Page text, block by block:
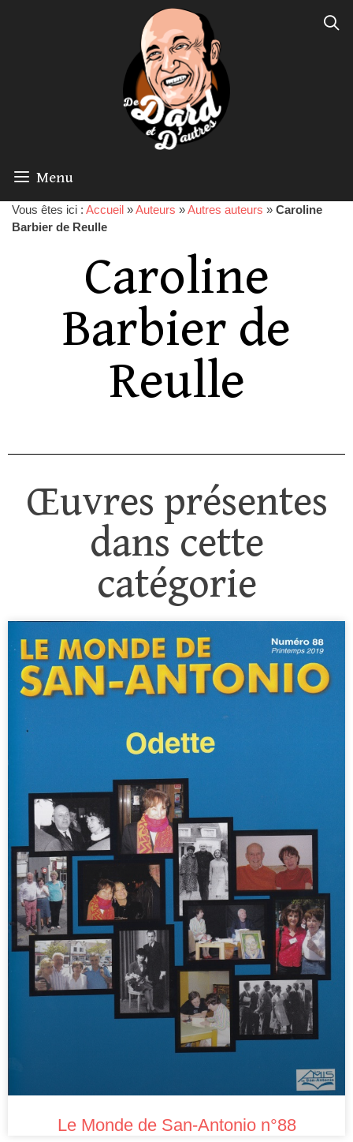
Menu
Vous êtes ici : Accueil »Auteurs »Autres auteurs » Caroline
Barbier de Reulle
Caroline
Barbier de
Reulle
Œuvres présentes
dans cette
catégorie
Le Monde de San-Antonio n°88